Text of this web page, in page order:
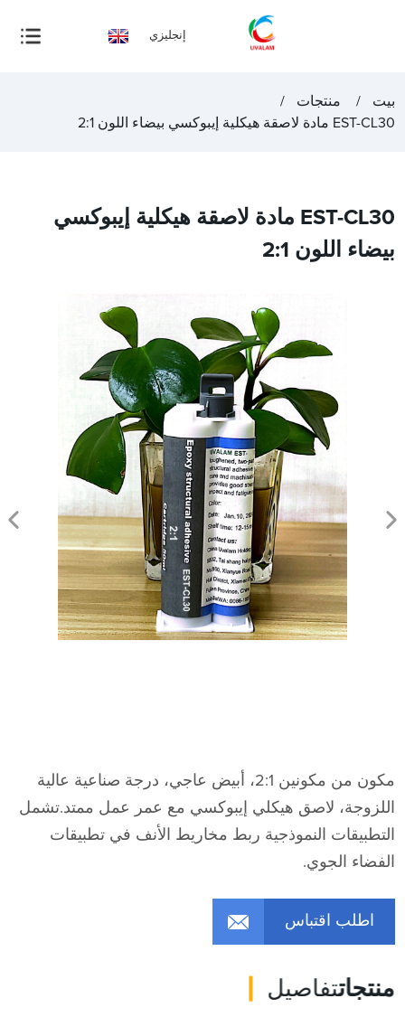
إنجليزي
بيت
منتجات
EST-CL30 مادة لاصقة هيكلية إيبوكسي بيضاء اللون 2:1
EST-CL30 مادة لاصقة هيكلية إيبوكسي
بيضاء اللون 2:1
مكون من مكونين 2:1، أبيض عاجي، درجة صناعية عالية
اللزوجة، لاصق هيكلي إيبوكسي مع عمر عمل ممتد.تشمل
التطبيقات النموذجية ربط مخاريط الأنف في تطبيقات
الفضاء الجوي.
اطلب اقتباس
منتجاتتفاصيل